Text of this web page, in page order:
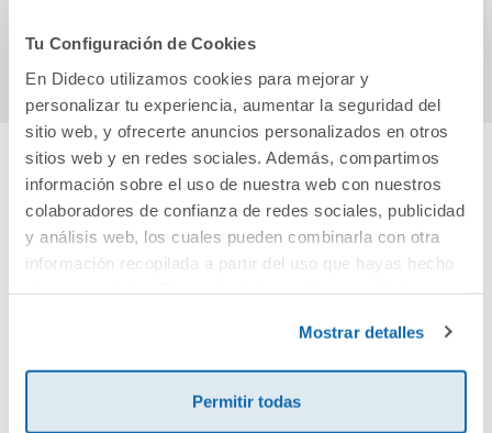
Tu Configuración de Cookies
En Dideco utilizamos cookies para mejorar y
personalizar tu experiencia, aumentar la seguridad del
sitio web, y ofrecerte anuncios personalizados en otros
sitios web y en redes sociales. Además, compartimos
información sobre el uso de nuestra web con nuestros
colaboradores de confianza de redes sociales, publicidad
y análisis web, los cuales pueden combinarla con otra
información recopilada a partir del uso que hayas hecho
Mostrar detalles
Permitir todas
Comprar
Cuéntanos tu opinión
¡Sé el primero en valorar este producto!
Debes iniciar sesión para poder valorarlo